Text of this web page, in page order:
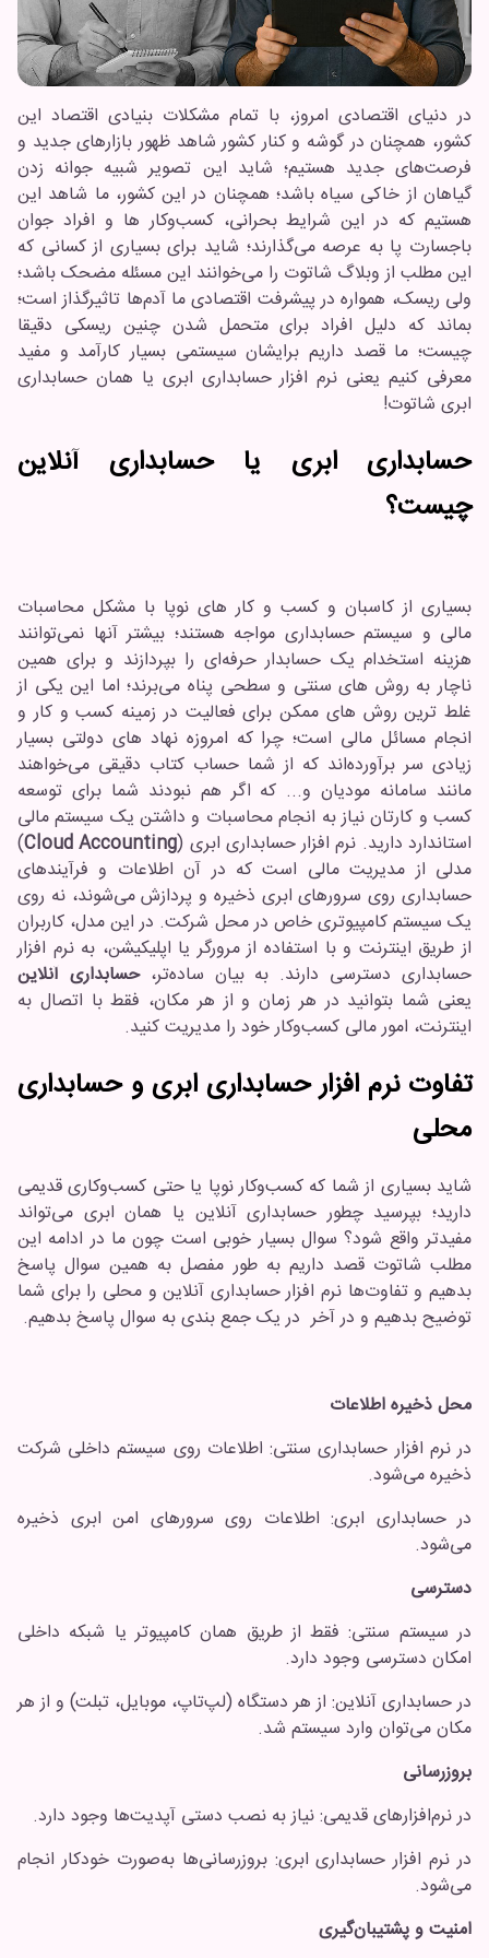
در دنیای اقتصادی امروز، با تمام مشکلات بنیادی اقتصاد این
کشور، همچنان در گوشه و کنار کشور شاهد ظهور بازار‌های جدید و
فرصت‌های جدید هستیم؛ شاید این تصویر شبیه جوانه زدن
گیاهان از خاکی سیاه باشد؛ همچنان در این کشور، ما شاهد این
هستیم که در این شرایط بحرانی، کسب‌و‌کار ها و افراد جوان
باجسارت پا به عرصه می‌گذارند؛ شاید برای بسیاری از کسانی که
این مطلب از وبلاگ شاتوت را می‌خوانند این مسئله مضحک باشد؛
ولی ریسک، همواره در پیشرفت اقتصادی ما آدم‌ها تاثیرگذاز است؛
بماند که دلیل افراد برای متحمل شدن چنین ریسکی دقیقا
چیست؛ ما قصد داریم برایشان سیستمی بسیار کارآمد و مفید
معرفی کنیم یعنی نرم افزار حسابداری ابری یا همان حسابداری
ابری شاتوت!
حسابداری ابری یا حسابداری آنلاین
چیست؟
بسیاری از کاسبان و کسب و کار های نوپا با مشکل محاسبات
مالی و سیستم حسابداری مواجه هستند؛ بیشتر آنها نمی‌توانند
هزینه استخدام یک حسابدار حرفه‌ای را بپردازند و برای همین
ناچار به روش های سنتی و سطحی پناه می‌برند؛ اما این یکی از
غلط ترین روش های ممکن برای فعالیت در زمینه کسب و کار و
انجام مسائل مالی است؛ چرا که امروزه نهاد های دولتی بسیار
زیادی سر برآورده‌اند که از شما حساب کتاب دقیقی می‌خواهند
مانند سامانه مودیان و... که اگر هم نبودند شما برای توسعه
کسب و کارتان نیاز به انجام محاسبات و داشتن یک سیستم مالی
استاندارد دارید. نرم افزار حسابداری ابری (Cloud Accounting
)
مدلی از مدیریت مالی است که در آن اطلاعات و فرآیندهای
حسابداری روی سرورهای ابری ذخیره و پردازش می‌شوند، نه روی
یک سیستم کامپیوتری خاص در محل شرکت. در این مدل، کاربران
از طریق اینترنت و با استفاده از مرورگر یا اپلیکیشن، به نرم افزار
حسابداری دسترسی دارند. به بیان ساده‌تر،حسابداری آنلاین
یعنی شما بتوانید در هر زمان و از هر مکان، فقط با اتصال به
اینترنت، امور مالی کسب‌وکار خود را مدیریت کنید.
تفاوت نرم افزار حسابداری ابری و حسابداری
محلی
شاید بسیاری از شما که کسب‌وکار نوپا یا حتی کسب‌و‌کاری قدیمی
دارید؛ بپرسید چطور حسابداری آنلاین یا همان ابری می‌تواند
مفید‌تر واقع شود؟ سوال بسیار خوبی است چون ما در ادامه این
مطلب شاتوت قصد داریم به طور مفصل به همین سوال پاسخ
بدهیم و تفاوت‌ها نرم افزار حسابداری آنلاین و محلی را برای شما
توضیح بدهیم و در آخر در یک جمع بندی به سوال پاسخ بدهیم.
محل ذخیره اطلاعات
در نرم افزار حسابداری سنتی: اطلاعات روی سیستم داخلی شرکت
ذخیره می‌شود.
در حسابداری ابری: اطلاعات روی سرورهای امن ابری ذخیره
می‌شود.
دسترسی
در سیستم سنتی: فقط از طریق همان کامپیوتر یا شبکه داخلی
امکان دسترسی وجود دارد.
در حسابداری آنلاین: از هر دستگاه (لپ‌تاپ، موبایل، تبلت) و از هر
مکان می‌توان وارد سیستم شد.
بروزرسانی
در نرم‌افزارهای قدیمی: نیاز به نصب دستی آپدیت‌ها وجود دارد.
در نرم افزار حسابداری ابری: بروزرسانی‌ها به‌صورت خودکار انجام
می‌شود.
امنیت و پشتیبان‌گیری